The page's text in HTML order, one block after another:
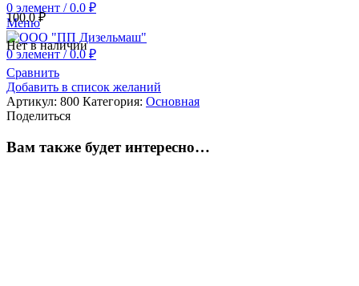
0 элемент / 0.0 ₽
Меню
0элемент / 0.0₽
100.0₽
Нет в наличии
Сравнить
Добавить в список желаний
Артикул: 800 Категория: Основная
Поделиться
Вам также будет интересно…